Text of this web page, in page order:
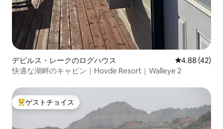
デビルス・レークのログハウス レビュー42
4.88 (42)
快適な湖畔のキャビン｜Hovde Resort｜Walleye 2
大好評のゲストチョイスです。
ゲストチョイス